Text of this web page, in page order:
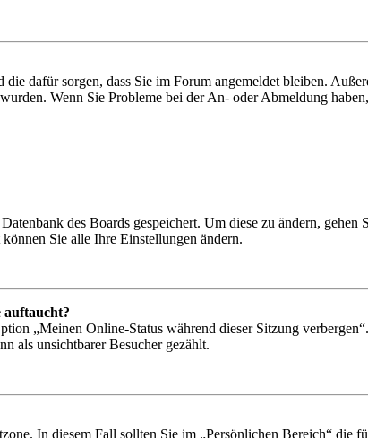
dafür sorgen, dass Sie im Forum angemeldet bleiben.
Wenn Sie Probleme bei der An- oder Abmeldung
des Boards gespeichert. Um diese zu ändern,
Sie alle Ihre Einstellungen ändern.
auftaucht?
„Meinen Online-Status während dieser Sitzung
als unsichtbarer Besucher gezählt.
In diesem Fall sollten Sie im „Persönlichen Bereich“ die